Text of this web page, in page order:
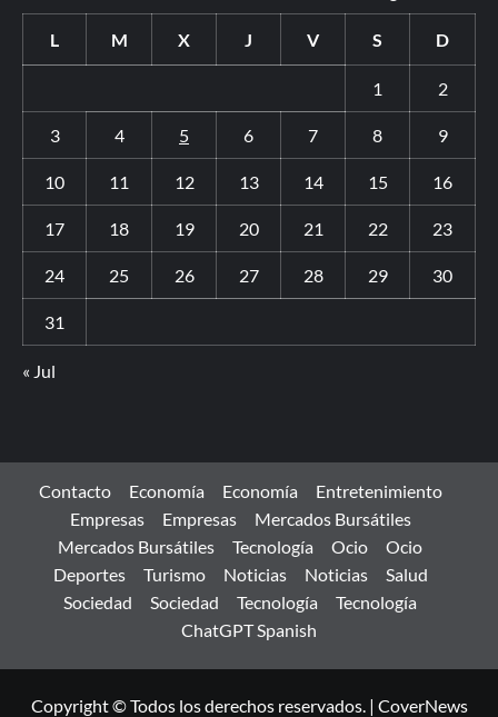
L M X J V S D
1 2
3 4 5 6 7 8 9
10 11 12 13 14 15 16
17 18 19 20 21 22 23
24 25 26 27 28 29 30
31
« Jul
Contacto Economía Economía
Entretenimiento
Empresas
Empresas
Mercados Bursátiles
Mercados Bursátiles
Tecnología Ocio
Ocio
Deportes
Turismo Noticias Noticias
Salud
Sociedad
Sociedad Tecnología
Tecnología
ChatGPT Spanish
Copyright © Todos los derechos reservados. | CoverNews